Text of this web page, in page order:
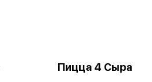
Пицца 4 Сыра